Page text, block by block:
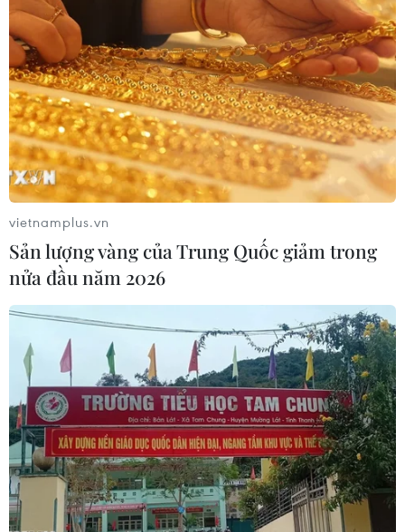
Syria: Cận cảnh các vụ không kích
ở tỉnh Idlib
18/11/2019 10:11
Trong những ngày qua, Nga và Syria vẫn tiến hành
không kích tại nhiều khu vực ở tỉnh Idlib, nơi được cho
là cứ điểm của các lực lượng đối lập với chính phủ.
vietnamplus.vn
Sản lượng vàng của Trung Quốc giảm trong
nửa đầu năm 2026